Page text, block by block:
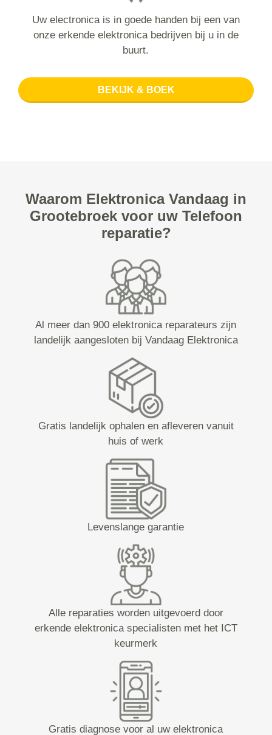
Uw electronica is in goede handen bij een van
onze erkende elektronica bedrijven bij u in de
buurt.
BEKIJK & BOEK
Waarom Elektronica Vandaag in
Grootebroek voor uw Telefoon
reparatie?
Al meer dan 900 elektronica reparateurs zijn
landelijk aangesloten bij Vandaag Elektronica
Gratis landelijk ophalen en afleveren vanuit
huis of werk
Levenslange garantie
Alle reparaties worden uitgevoerd door
erkende elektronica specialisten met het ICT
keurmerk
Gratis diagnose voor al uw elektronica